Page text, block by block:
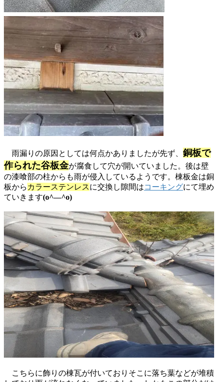
雨漏りの原因としては何点かありましたが先ず、 銅板で
作られた谷板金が腐食して穴が開いていました。後は壁
の漆喰部の柱からも雨が侵入しているようです。棟板金は銅
板から カラーステンレスに交換し隙間はコーキングにて埋め
ていきます(o^―^o)
こちらに飾りの棟瓦が付いておりそこに落ち葉などが堆積